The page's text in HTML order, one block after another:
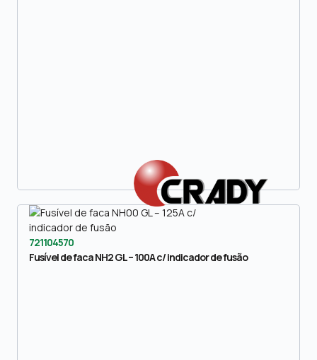
721104570
Fusível de faca NH2 GL – 100A c/ indicador de fusão